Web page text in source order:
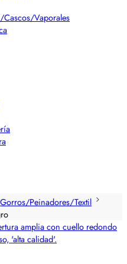
Cascos/Vaporales
Gorros/Peinadores/Textil